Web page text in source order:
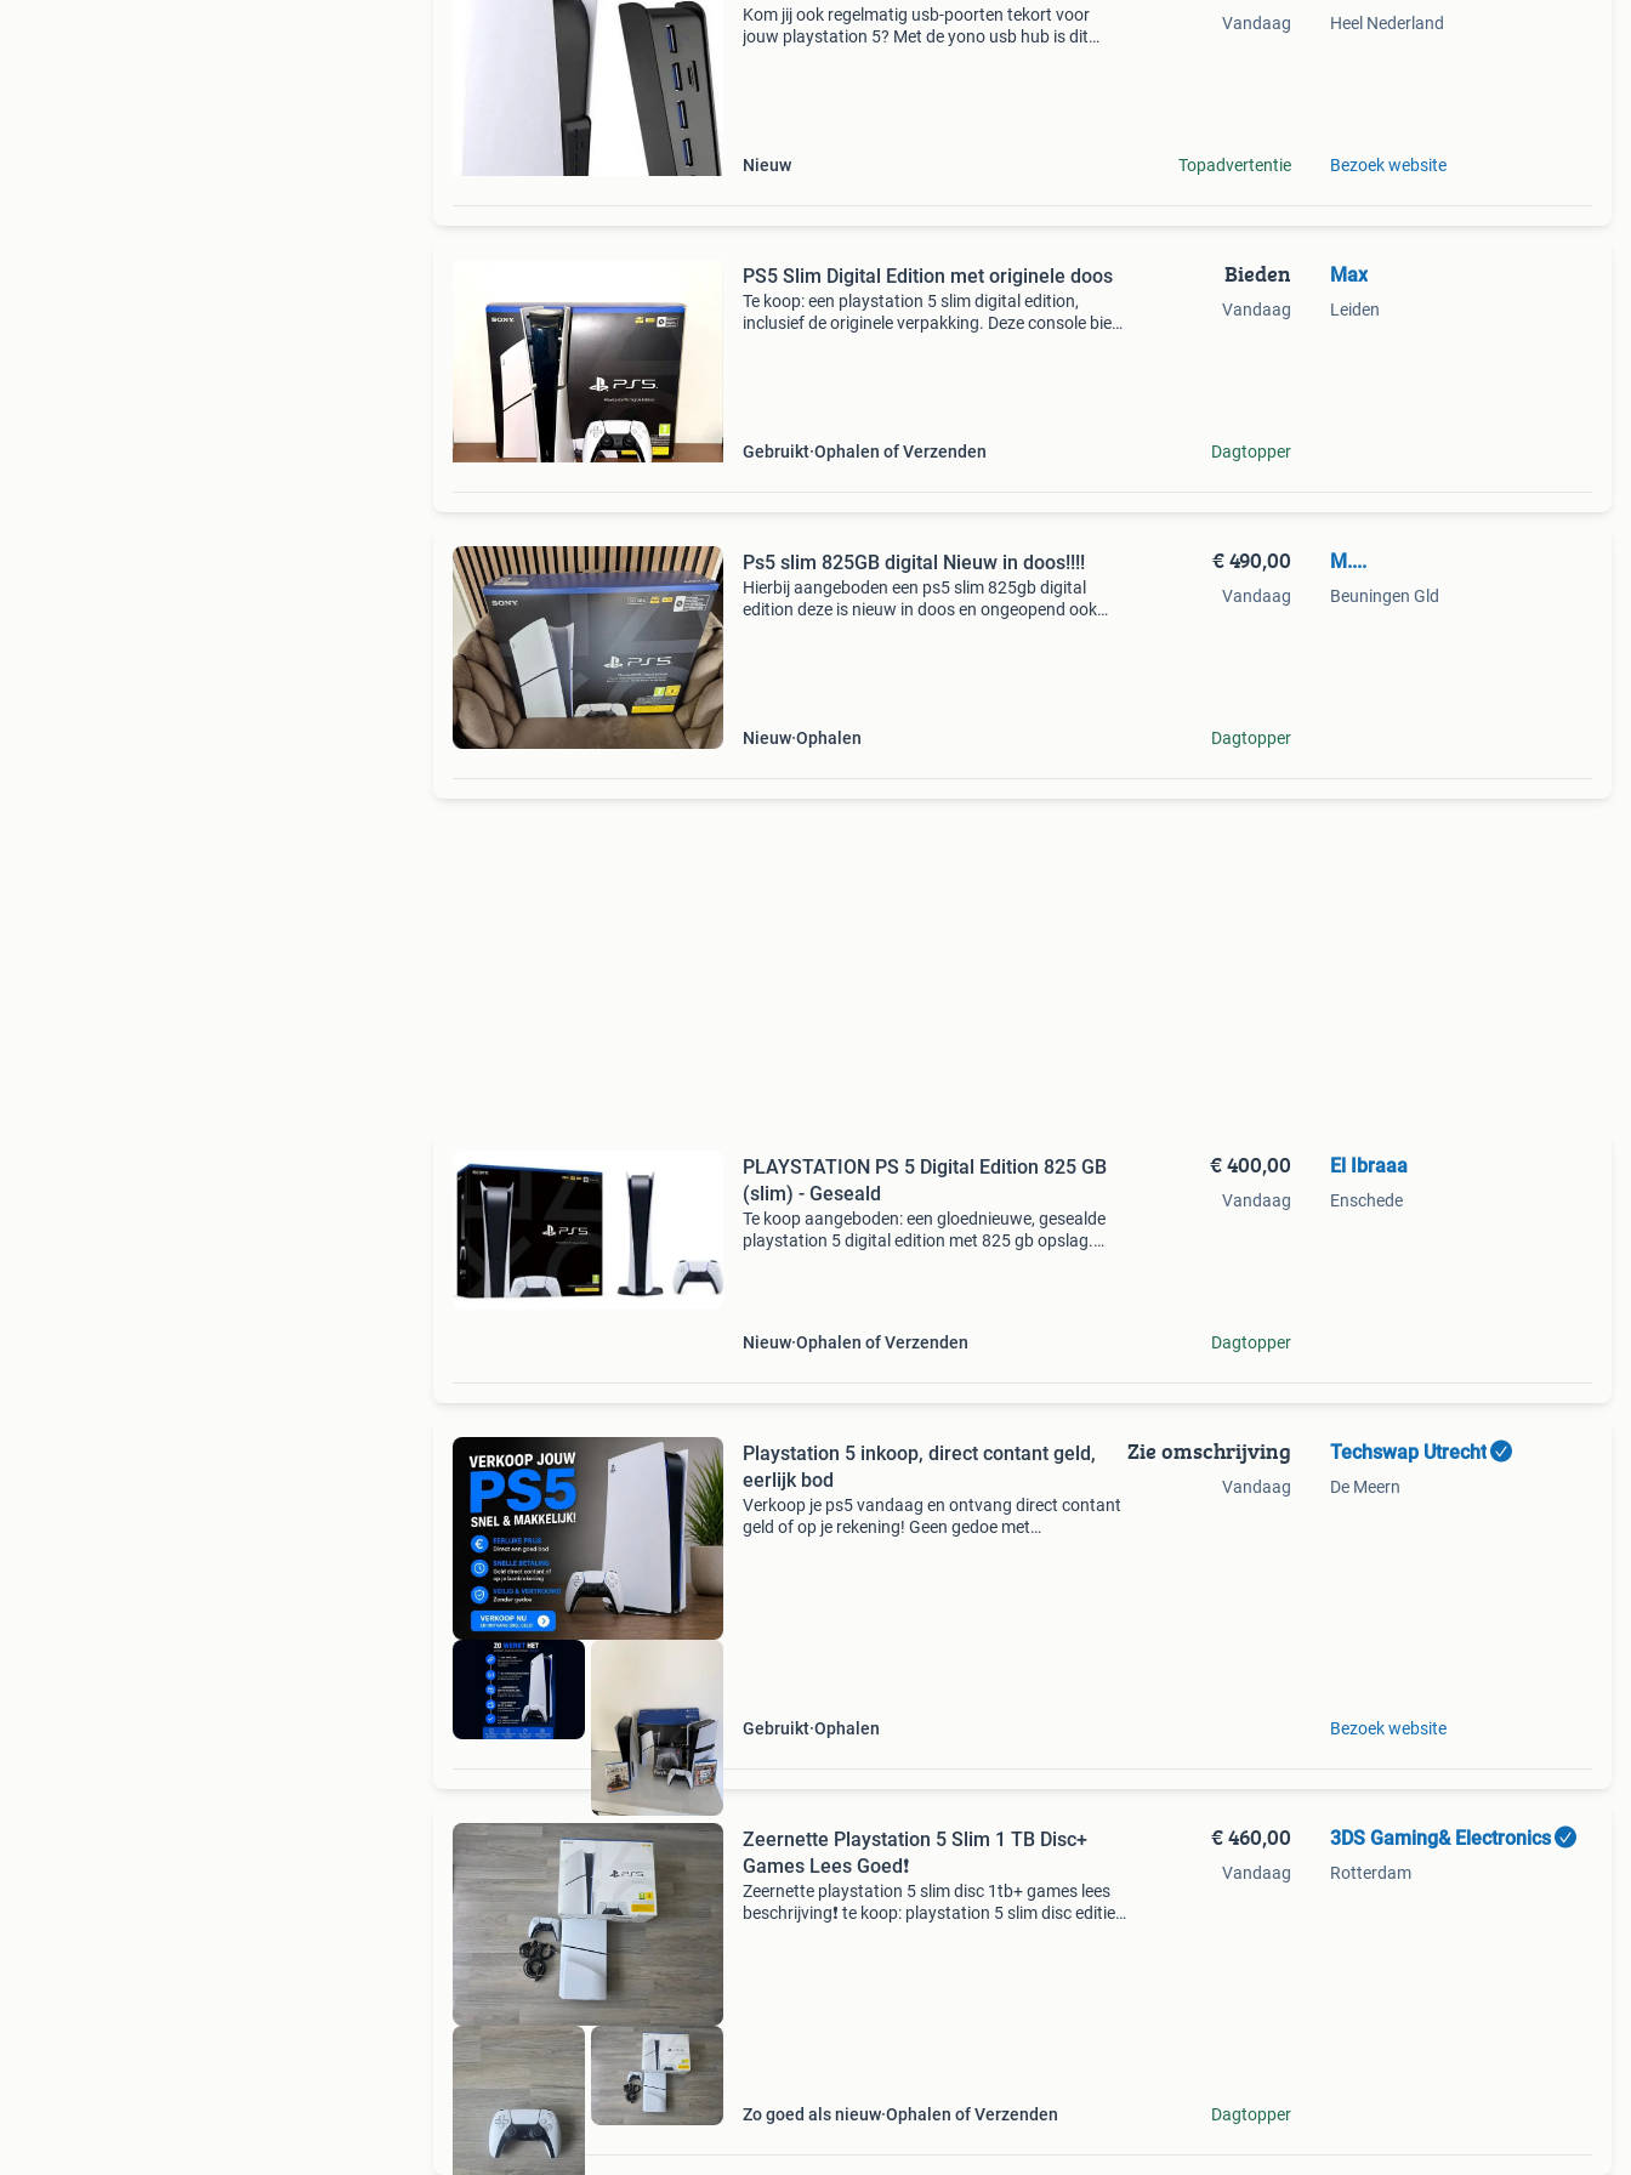
Kom jij ook regelmatig usb-poorten tekort voor
jouw playstation 5? Met de yono usb hub is dit
Nieuw
Vandaag
Topadvertentie
Heel Nederland
Bezoek website
PS5 Slim Digital Edition met originele doos
Te koop: een playstation 5 slim digital edition,
inclusief de originele verpakking. Deze console biedt
Gebruikt Ophalen of Verzenden
Bieden
Vandaag
Dagtopper
Max
Leiden
Ps5 slim 825GB digital Nieuw in doos!!!!
Hierbij aangeboden een ps5 slim 825gb digital
edition deze is nieuw in doos en ongeopend ook
Nieuw Ophalen
€ 490,00
Vandaag
Dagtopper
M....
Beuningen Gld
PLAYSTATION PS 5 Digital Edition 825 GB
(slim) - Geseald
Te koop aangeboden: een gloednieuwe, gesealde
playstation 5 digital edition met 825 gb opslag.
Nieuw Ophalen of Verzenden
€ 400,00
Vandaag
Dagtopper
El Ibraaa
Enschede
Playstation 5 inkoop, direct contant geld,
eerlijk bod
Verkoop je ps5 vandaag en ontvang direct contant
geld of op je rekening! Geen gedoe met
Gebruikt Ophalen
Zie omschrijving
Vandaag
Techswap Utrecht
De Meern
Bezoek website
Zeernette Playstation 5 Slim 1 TB Disc+
Games Lees Goed❗️
Zeernette playstation 5 slim disc 1tb+ games lees
beschrijving❗️ te koop: playstation 5 slim disc editie
Zo goed als nieuw Ophalen of Verzenden
€ 460,00
Vandaag
Dagtopper
3DS Gaming& Electronics
Rotterdam